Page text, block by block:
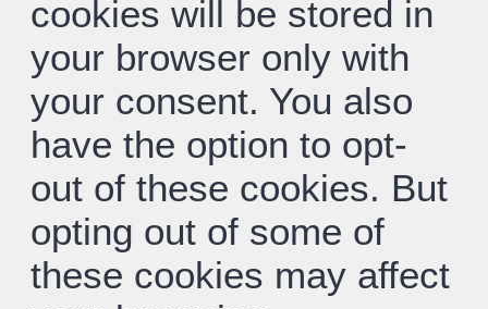
cookies will be stored in
your browser only with
your consent. You also
have the option to opt-
out of these cookies. But
opting out of some of
these cookies may affect